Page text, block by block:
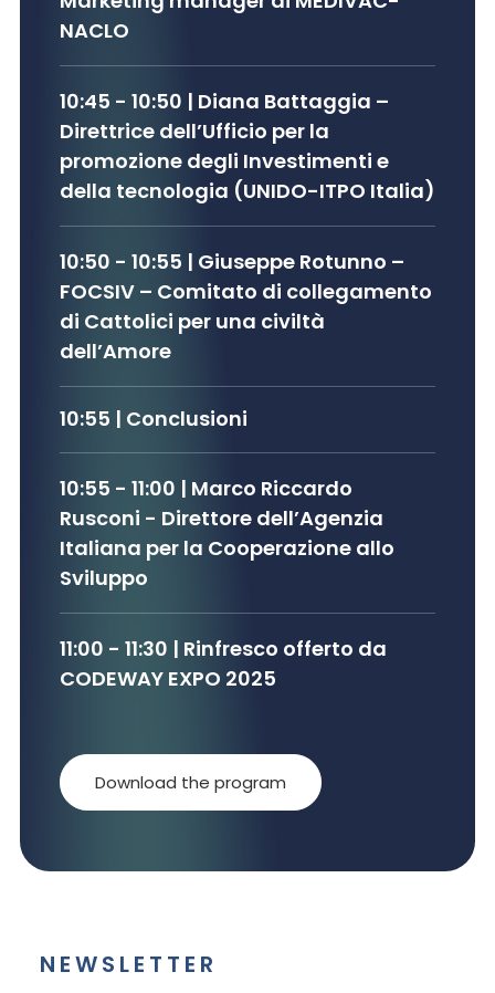
NACLO
10:45 - 10:50 | Diana Battaggia –
Direttrice dell’Ufficio per la
promozione degli Investimenti e
della tecnologia (UNIDO-ITPO Italia)
10:50 - 10:55 | Giuseppe Rotunno –
FOCSIV – Comitato di collegamento
di Cattolici per una civiltà
dell’Amore
10:55 | Conclusioni
10:55 - 11:00 | Marco Riccardo
Rusconi - Direttore dell’Agenzia
Italiana per la Cooperazione allo
Sviluppo
11:00 - 11:30 | Rinfresco offerto da
CODEWAY EXPO 2025
Download the program
NEWSLETTER